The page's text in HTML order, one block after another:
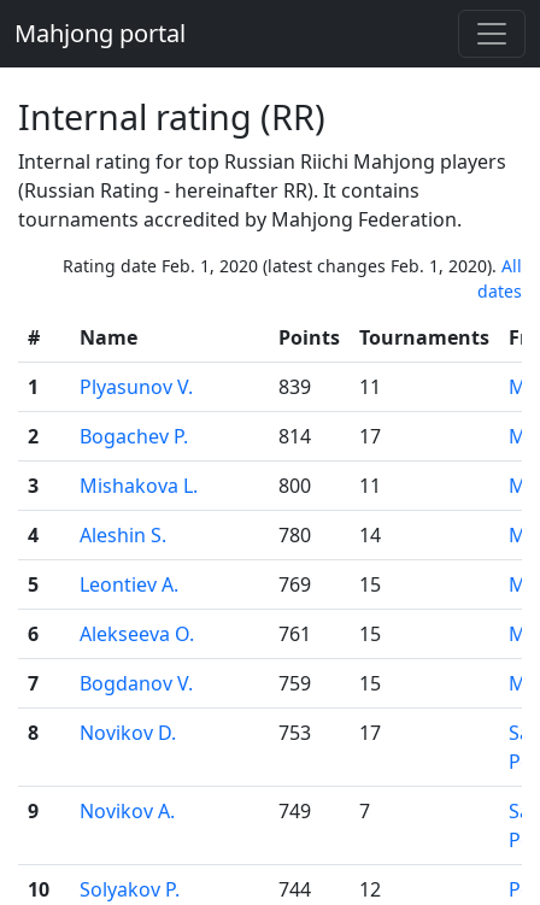
Mahjong portal
Internal rating (RR)
Internal rating for top Russian Riichi Mahjong players
(Russian Rating - hereinafter RR). It contains
tournaments accredited by Mahjong Federation.
Rating date Feb. 1, 2020 (latest changes Feb. 1, 2020). All
dates
# Name Points Tournaments
1
Plyasunov V. 839 11
2
Bogachev P. 814 17
3
Mishakova L. 800 11
4
Aleshin S. 780 14
5
Leontiev A. 769 15
6
Alekseeva O. 761 15
7
Bogdanov V. 759 15
8
Novikov D. 753 17
9
Novikov A. 749 7
10
Solyakov P. 744 12